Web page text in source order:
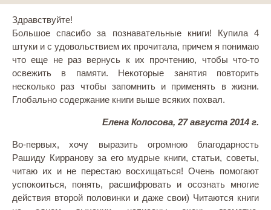
Здравствуйте!
Большое спасибо за познавательные книги! Купила 4
штуки и с удовольствием их прочитала, причем я понимаю
что еще не раз вернусь к их прочтению, чтобы что-то
освежить в памяти. Некоторые занятия повторить
несколько раз чтобы запомнить и применять в жизни.
Глобально содержание книги выше всяких похвал.
Елена Колосова, 27 августа 2014 г.
Во-первых, хочу выразить огромною благодарность
Рашиду Кирранову за его мудрые книги, статьи, советы,
читаю их и не перестаю восхищаться! Очень помогают
успокоиться, понять, расшифровать и осознать многие
действия второй половинки и даже свои) Читаются книги